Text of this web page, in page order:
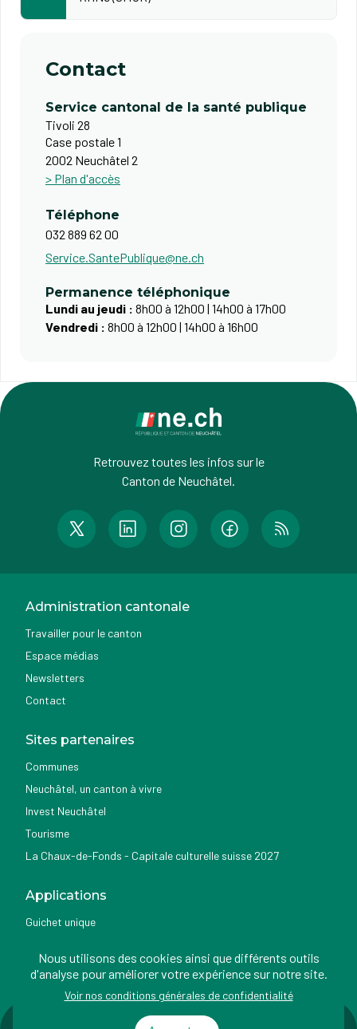
Contact
Service cantonal de la santé publique
Tivoli 28
Case postale 1
2002 Neuchâtel 2
> Plan d'accès
Téléphone
032 889 62 00
Service.SantePublique@ne.ch
Permanence téléphonique
Lundi au jeudi : 8h00 à 12h00 | 14h00 à 17h00
Vendredi : 8h00 à 12h00 | 14h00 à 16h00
Retrouvez toutes les infos sur le
Canton de Neuchâtel.
Administration cantonale
Travailler pour le canton
Espace médias
Newsletters
Contact
Sites partenaires
Communes
Neuchâtel, un canton à vivre
Invest Neuchâtel
Tourisme
La Chaux-de-Fonds - Capitale culturelle suisse 2027
Applications
Guichet unique
Nemo news
Nous utilisons des cookies ainsi que différents outils
d'analyse pour améliorer votre expérience sur notre site.
Voir nos conditions générales de confidentialité